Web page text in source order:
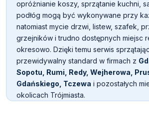
opróżnianie koszy, sprzątanie kuchni,
podłóg mogą być wykonywane przy
natomiast mycie drzwi, listew, szafek,
grzejników i trudno dostępnych miejsc
okresowo. Dzięki temu serwis
przewidywalny standard w firmach z
Sopotu, Rumi, Redy, Wejherowa,
Gdańskiego, Tczewa i pozostałych
okolicach Trójmiasta.